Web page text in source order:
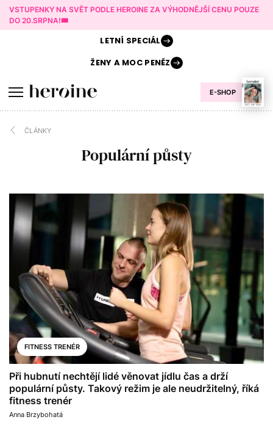
VSTUPENKY NA SVĚT PODLE HEROINE ZA VÝHODNĚJŠÍ CENU POUZE
DO 20.SRPNA!🎟️
E-SHOP
LETNÍ SPECIÁL
ŽENY AMOC PENĚZ
ČLÁNKY
Populární půsty
FITNESS TRENÉR
Při hubnutí nechtějí lidé věnovat jídlu čas a drží
populární půsty. Takový režim je ale neudržitelný, říká
fitness trenér
Anna Brzybohatá